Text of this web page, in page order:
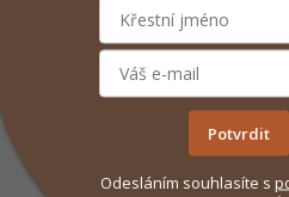
Potvrdit
Odesláním souhlasíte s